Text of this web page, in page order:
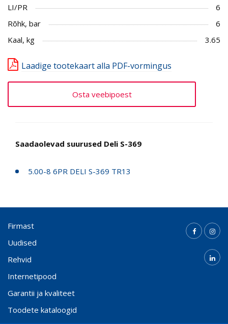
LI/PR
6
Rõhk, bar
6
Kaal, kg
3.65
Laadige tootekaart alla PDF-vormingus
Osta veebipoest
Saadaolevad suurused Deli S-369
5.00-8 6PR DELI S-369 TR13
Firmast
Uudised
Rehvid
Internetipood
Garantii ja kvaliteet
Toodete kataloogid